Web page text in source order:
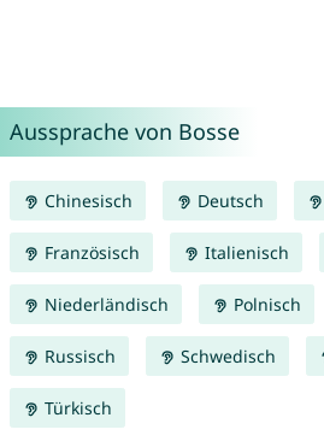
Aussprache von Bosse
Chinesisch Deutsch
Französisch Italienisch
Niederländisch Polnisch
Russisch Schwedisch
Türkisch